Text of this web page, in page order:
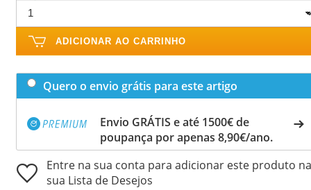
ADICIONAR AO CARRINHO
Quero o envio grátis para este artigo
Envio GRÁTIS e até 1500€ de
poupança por apenas 8,90€/ano.
Entre na sua conta para adicionar este produto na
sua Lista de Desejos